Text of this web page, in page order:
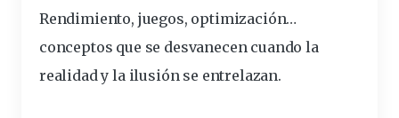
Rendimiento, juegos, optimización…
conceptos que se desvanecen cuando la
realidad y la ilusión se entrelazan.